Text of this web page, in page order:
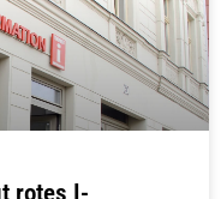
rotes I-